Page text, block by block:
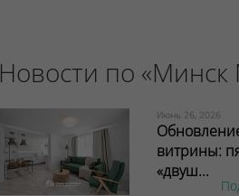
Новости по
Июнь 26, 2026
витрины:
«двуш...